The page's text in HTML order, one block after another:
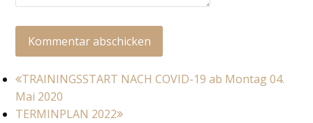
vorheriger
Beitrag:
TRAININGSSTART NACH COVID-19 ab Montag 04.
Mai 2020
Nächster
TERMINPLAN 2022